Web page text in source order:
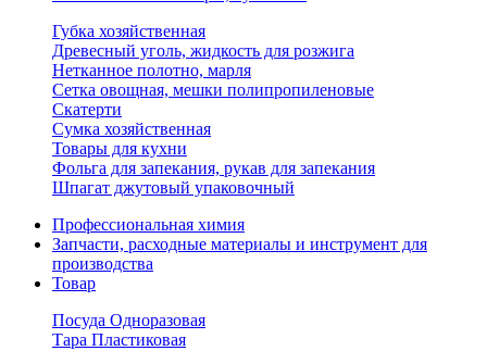
Губка хозяйственная
Древесный уголь, жидкость для розжига
Нетканное полотно, марля
Сетка овощная, мешки полипропиленовые
Скатерти
Сумка хозяйственная
Товары для кухни
Фольга для запекания, рукав для запекания
Шпагат джутовый упаковочный
Профессиональная химия
Запчасти, расходные материалы и инструмент для
производства
Товар
Посуда Одноразовая
Тара Пластиковая